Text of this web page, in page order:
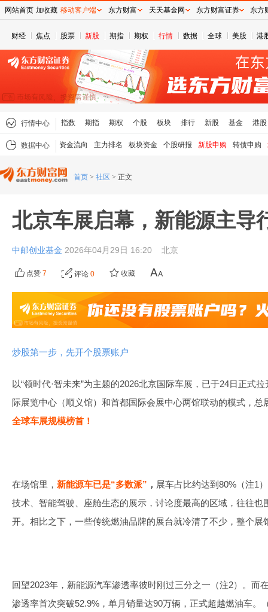
财经 焦点 股票 新股 期指 期权 行情 数据 全球 美股 港
行情中心 指数 期指 期权 个股 板块 排行 新股 基金 港股
数据中心 资金流向 主力排名 板块资金 个股研报 新股申购 转债申购
首页 > 社区 > 正文
北京车展启幕，新能源主导
中邮创业基金 2026年04月29日 16:20 北京
点赞 7 评论 0 收藏
炒股第一步，先开个股票账户
以“领时代·智未来”为主题的2026北京国际车展，已于24日正式
际展览中心（顺义馆）和首都国际会展中心两馆联动的模式，总
全球车展规模榜首！
在场馆里， 新能源车已是“多数派” ， 展车占比约达到80%（注1
技术、智能驾驶、座舱生态的展示，讨论度最高的区域，往往也
开。相比之下，一些传统燃油品牌的展台就冷清了不少，整个展
回望2023年，新能源汽车渗透率彼时刚过三分之一（注2）。而
渗透率首次突破52.9%，单月销量达90万辆，正式超越燃油车。
网站首页 加收藏 移动客户端 东方财富 天天基金网 东方财富证券 东方